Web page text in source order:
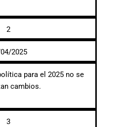
2
2025
para el 2025 no se
cambios.
3